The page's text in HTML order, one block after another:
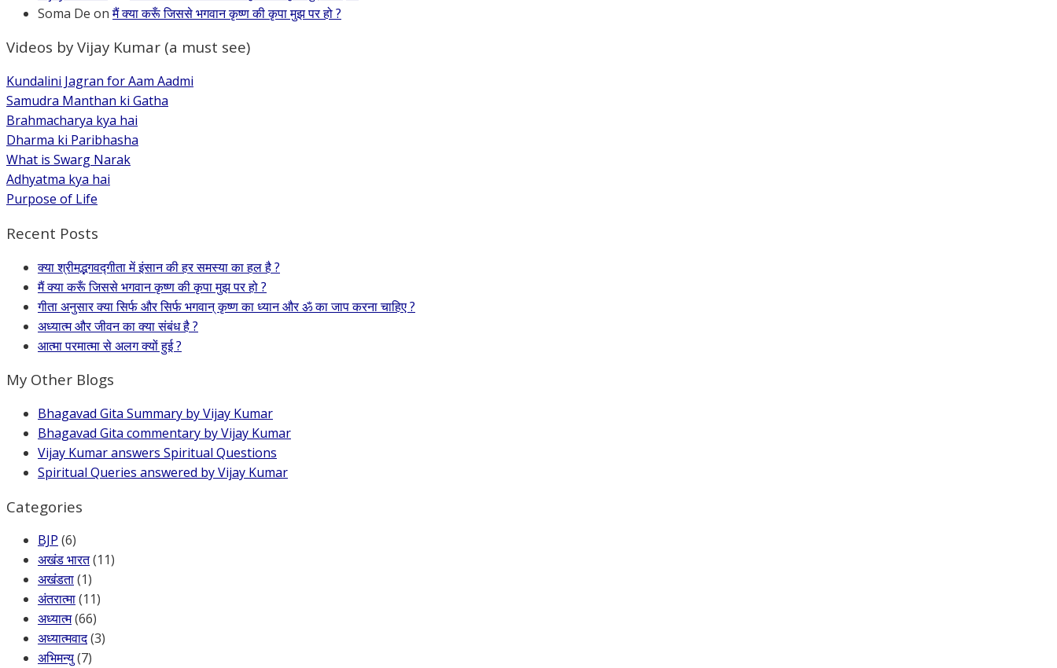
Soma De onमैं क्या करूँ जिससे भगवान कृष्ण की कृपा मुझ पर हो ?
Videos by Vijay Kumar (a must see)
Kundalini Jagran for Aam Aadmi
Samudra Manthan ki Gatha
Brahmacharya kya hai
Dharma ki Paribhasha
What is Swarg Narak
Adhyatma kya hai
Purpose of Life
Recent Posts
क्या श्रीमद्भगवद्गीता में इंसान की हर समस्या का हल है ?
मैं क्या करूँ जिससे भगवान कृष्ण की कृपा मुझ पर हो ?
गीता अनुसार क्या सिर्फ और सिर्फ भगवान् कृष्ण का ध्यान और ॐ का जाप करना चाहिए ?
अध्यात्म और जीवन का क्या संबंध है ?
आत्मा परमात्मा से अलग क्यों हुई ?
My Other Blogs
Bhagavad Gita Summary by Vijay Kumar
Bhagavad Gita commentary by Vijay Kumar
Vijay Kumar answers Spiritual Questions
Spiritual Queries answered by Vijay Kumar
Categories
BJP (6)
अखंड भारत(11)
अखंडता(1)
अंतरात्मा(11)
अध्यात्म(66)
अध्यात्मवाद(3)
अभिमन्यु(7)